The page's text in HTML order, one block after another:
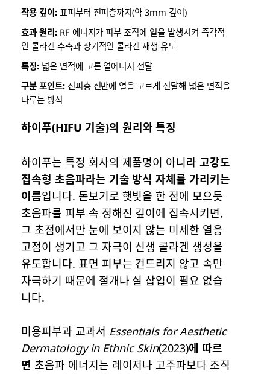
작용 깊이:표피부터 진피층까지(약 3mm 깊이)
효과 원리:RF 에너지가 피부 조직에 열을 발생시켜 즉각적
인 콜라겐 수축과 장기적인 콜라겐 재생 유도
특징:넓은 면적에 고른 열에너지 전달
구분 포인트:진피층 전반에 열을 고르게 전달해 넓은 면적을
다루는 방식
하이푸(HIFU 기술)의 원리와 특징
하이푸는 특정 회사의 제품명이 아니라고강도
집속형 초음파라는 기술 방식 자체를 가리키는
이름입니다. 돋보기로 햇빛을 한 점에 모으듯
초음파를 피부 속 정해진 깊이에 집속시키면,
그 초점에서만 눈에 보이지 않는 미세한 열응
고점이 생기고 그 자극이 신생 콜라겐 생성을
유도합니다. 표면 피부는 건드리지 않고 속만
자극하기 때문에 절개나 실 삽입이 필요 없습
니다.
미용피부과 교과서 Essentials for Aesthetic
Dermatology in Ethnic Skin(2023)에 따르
면 초음파 에너지는 레이저나 고주파보다 조직